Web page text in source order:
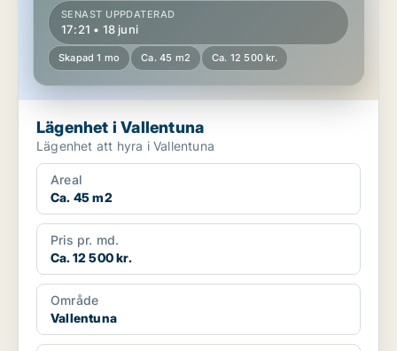
SENAST UPPDATERAD
17:21 • 18 juni
Skapad 1 mo Ca. 45 m2 Ca. 12 500 kr.
Lägenhet i Vallentuna
Lägenhet att hyra i Vallentuna
Areal
Ca. 45 m2
Pris pr. md.
Ca. 12 500 kr.
Område
Vallentuna